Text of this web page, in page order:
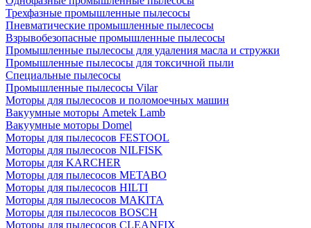
Трехфазные промышленные пылесосы
Пневматические промышленные пылесосы
Взрывобезопасные промышленные пылесосы
Промышленные пылесосы для удаления масла и стружки
Промышленные пылесосы для токсичной пыли
Специальные пылесосы
Промышленные пылесосы Vilar
Моторы для пылесосов и поломоечных машин
Вакуумные моторы Ametek Lamb
Вакуумные моторы Domel
Моторы для пылесосов FESTOOL
Моторы для пылесосов NILFISK
Моторы для KARCHER
Моторы для пылесосов METABO
Моторы для пылесосов HILTI
Моторы для пылесосов MAKITA
Моторы для пылесосов BOSCH
Моторы для пылесосов CLEANFIX